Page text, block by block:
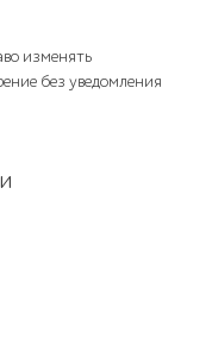
изменять
без уведомления